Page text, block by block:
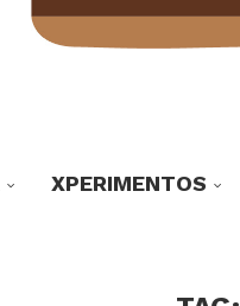
XPERIMENTOS